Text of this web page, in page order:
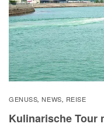
GENUSS,NEWS, REISE
Kulinarische Tour